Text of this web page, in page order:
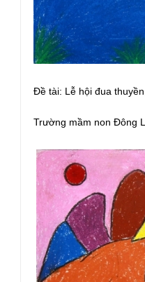
Đề tài: Lễ hội đua
Trường mầm non Đông